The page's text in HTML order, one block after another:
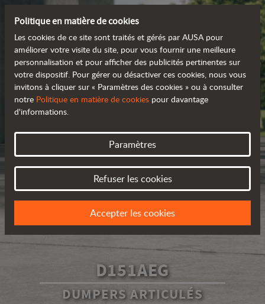
D151AEG
DUMPERS ARTICULÉS
Politique en matière de cookies
Les cookies de ce site sont traités et gérés par AUSA pour
améliorer votre visite du site, pour vous fournir une meilleure
personnalisation et pour afficher des publicités pertinentes sur
votre dispositif. Pour gérer ou désactiver ces cookies, nous vous
invitons à cliquer sur « Paramètres des cookies » ou à consulter
notre Politique en matière de cookies pour davantage
d'informations.
Paramètres
Refuser les cookies
Accepter les cookies